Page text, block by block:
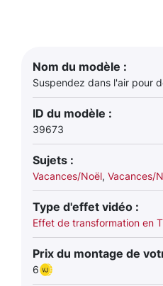
Nom du modèle :
Suspendez dans l'air pour
ID du modèle :
39673
Sujets :
Vacances/Noël, Vacances/
Type d'effet vidéo :
Effet de transformation en
Prix du montage de
6